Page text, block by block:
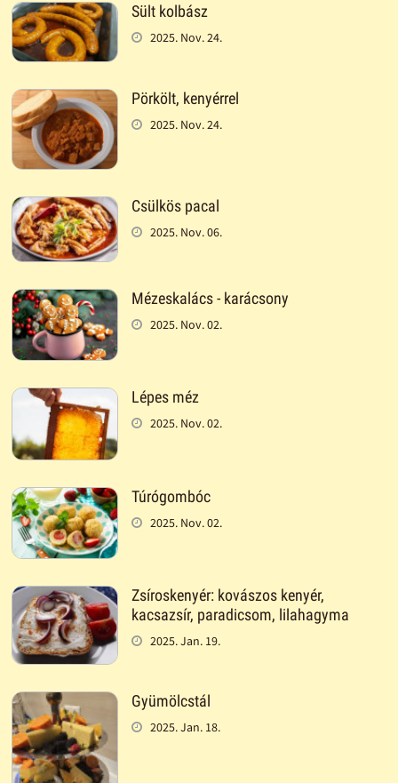
Sült kolbász
2025. Nov. 24.
Pörkölt, kenyérrel
2025. Nov. 24.
Csülkös pacal
2025. Nov. 06.
Mézeskalács - karácsony
2025. Nov. 02.
Lépes méz
2025. Nov. 02.
Túrógombóc
2025. Nov. 02.
Zsíroskenyér: kovászos kenyér,
kacsazsír, paradicsom, lilahagyma
2025. Jan. 19.
Gyümölcstál
2025. Jan. 18.